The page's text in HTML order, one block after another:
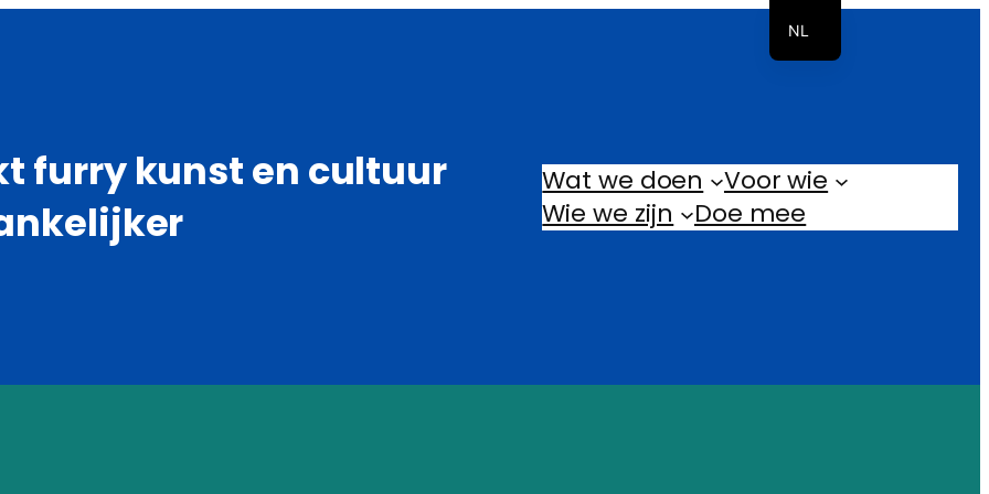
furry kunst en cultuur
Wat we doen
Voor wie
Wie we zijn
Doe mee
NL
EN